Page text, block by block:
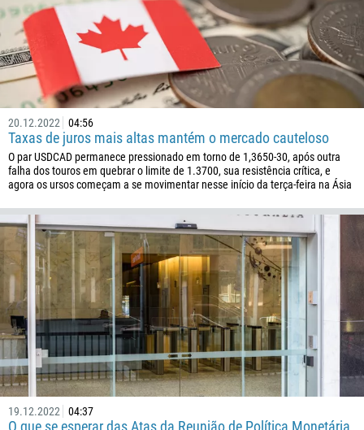
20.12.2022 04:56
Taxas de juros mais altas mantém o mercado cauteloso
O par USDCAD permanece pressionado em torno de 1,3650-30, após outra
falha dos touros em quebrar o limite de 1.3700, sua resistência crítica, e
agora os ursos começam a se movimentar nesse início da terça-feira na Ásia
19.12.2022 04:37
O que se esperar das Atas da Reunião de Política Monetária